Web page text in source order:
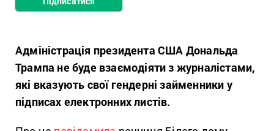
Адміністрація президента США Дональда
Трампа не буде взаємодіяти з журналістами,
які вказують свої гендерні займенники у
підписах електронних листів.